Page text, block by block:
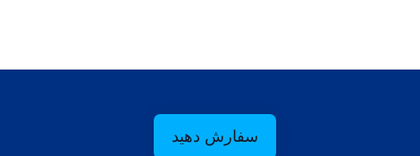
سفارش دهید